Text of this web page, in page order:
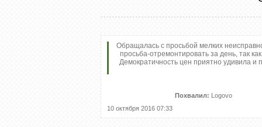
Обращалась с просьбой мелких
просьба-отремонтировать за день, так
Демократичность цен приятно удивила
Похвалил: Logovo
10 октября 2016 07:33